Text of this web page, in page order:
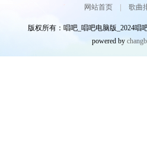
网站首页| 歌曲
版权所有：唱吧_唱吧电脑版_2024唱
powered by